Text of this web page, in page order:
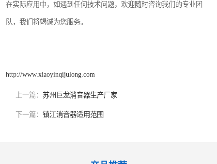
在实际应用中，如遇到任何技术问题，欢迎随时咨询我们的专业团
队，我们将竭诚为您服务。
http://www.xiaoyinqijulong.com
上一篇： 苏州巨龙消音器生产厂家
下一篇： 镇江消音器适用范围